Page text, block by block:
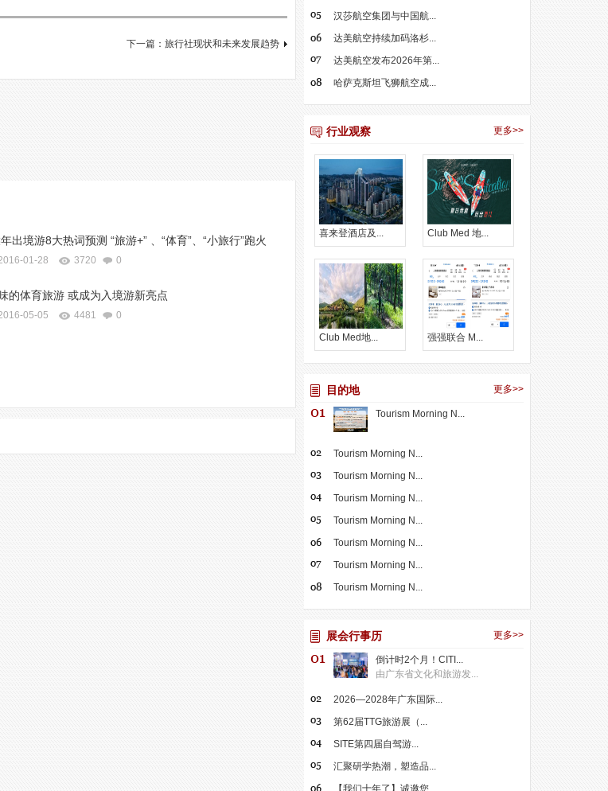
下一篇：旅行社现状和未来发展趋势
出境游8大热词预测 “旅游+” 、“体育”、“小旅行”跑火
01-28 3720 0
的体育旅游 或成为入境游新亮点
05-05 4481 0
汉莎航空集团与中国航...
达美航空持续加码洛杉...
达美航空发布2026年第...
哈萨克斯坦飞狮航空成...
更多>>
行业观察
喜来登酒店及... Club Med 地...
Club Med地... 强强联合 M...
更多>>
目的地
Tourism Morning N...
Tourism Morning N...
Tourism Morning N...
Tourism Morning N...
Tourism Morning N...
Tourism Morning N...
Tourism Morning N...
Tourism Morning N...
更多>>
展会行事历
倒计时2个月！CITI...
由广东省文化和旅游发...
2026—2028年广东国际...
第62届TTG旅游展（...
SITE第四届自驾游...
汇聚研学热潮，塑造品...
【我们十年了】诚邀您...